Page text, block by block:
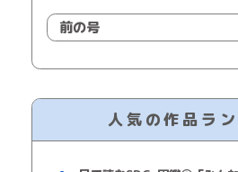
前の号
人気の作品ラ